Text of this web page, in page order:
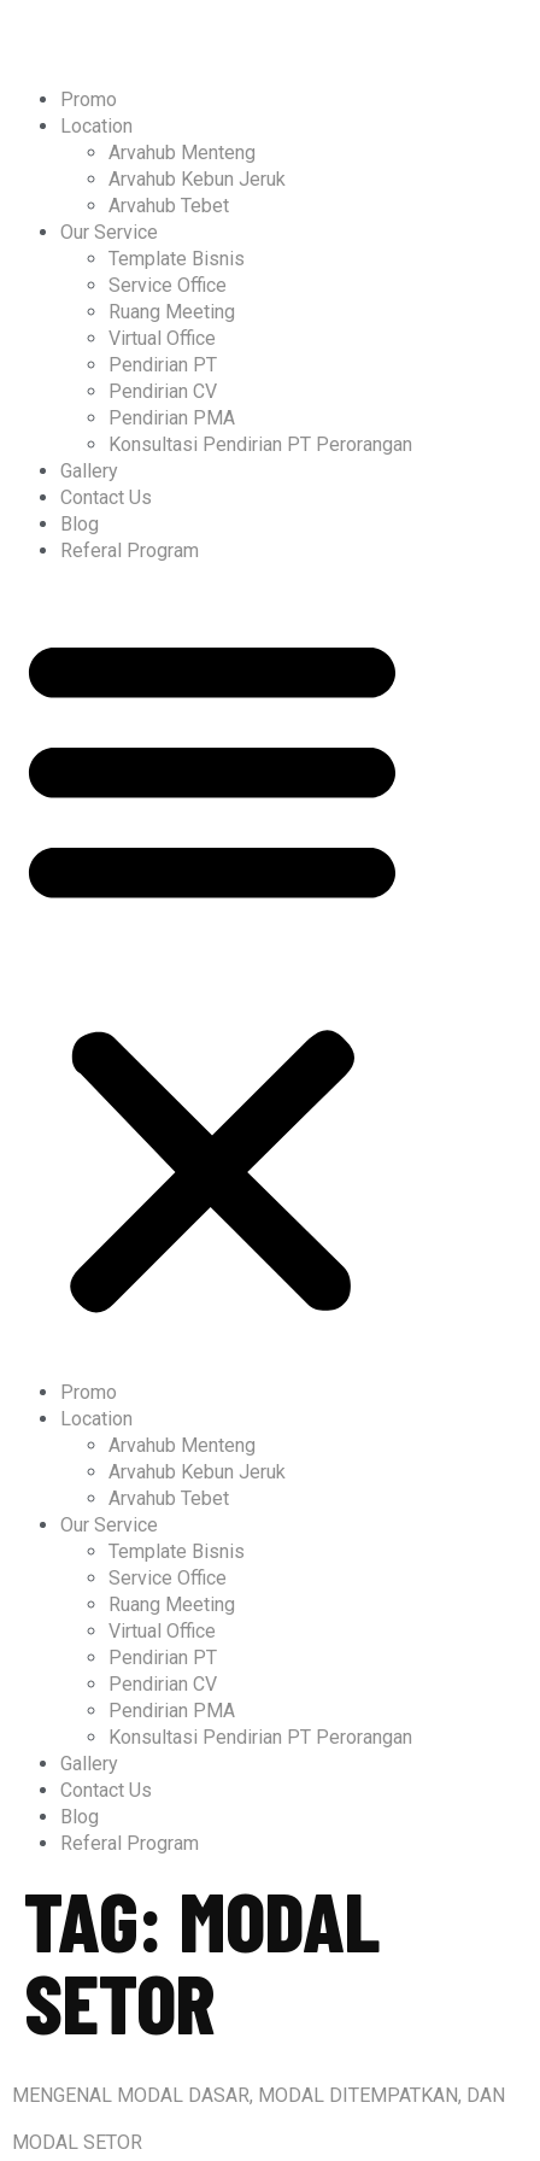
Promo
Location
Arvahub Menteng
Arvahub Kebun Jeruk
Arvahub Tebet
Our Service
Template Bisnis
Service Office
Ruang Meeting
Virtual Office
Pendirian PT
Pendirian CV
Pendirian PMA
Konsultasi Pendirian PT Perorangan
Gallery
Contact Us
Blog
Referal Program
Promo
Location
Arvahub Menteng
Arvahub Kebun Jeruk
Arvahub Tebet
Our Service
Template Bisnis
Service Office
Ruang Meeting
Virtual Office
Pendirian PT
Pendirian CV
Pendirian PMA
Konsultasi Pendirian PT Perorangan
Gallery
Contact Us
Blog
Referal Program
TAG: MODAL
SETOR
MENGENAL MODAL DASAR, MODAL DITEMPATKAN, DAN
MODAL SETOR